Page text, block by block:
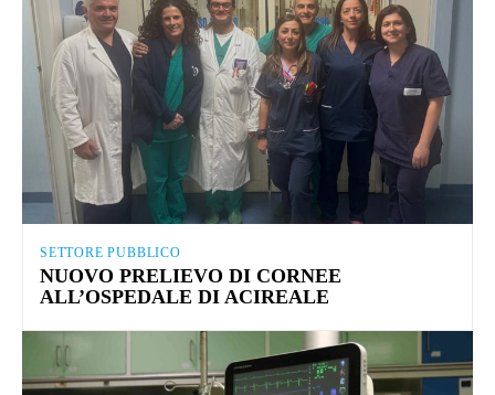
SETTORE PUBBLICO
NUOVO PRELIEVO DI CORNEE
ALL’OSPEDALE DI ACIREALE